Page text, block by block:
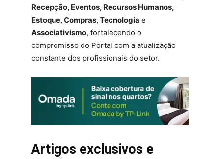
Recepção, Eventos, Recursos Humanos,
Estoque, Compras, Tecnologia e
Associativismo, fortalecendo o
compromisso do Portal com a atualização
constante dos profissionais do setor.
Artigos exclusivos e